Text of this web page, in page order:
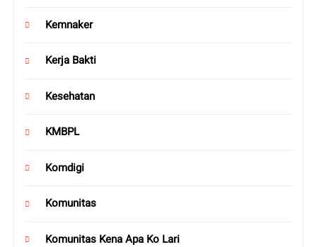
Kemnaker
Kerja Bakti
Kesehatan
KMBPL
Komdigi
Komunitas
Komunitas Kena Apa Ko Lari